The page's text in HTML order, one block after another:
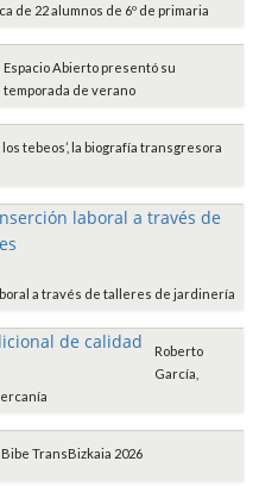
de 22 alumnos de 6º de primaria
Espacio Abierto presentó su
temporada de verano
los tebeos’, la biografía transgresora
a través de talleres de jardinería
Roberto
García,
Bibe TransBizkaia 2026